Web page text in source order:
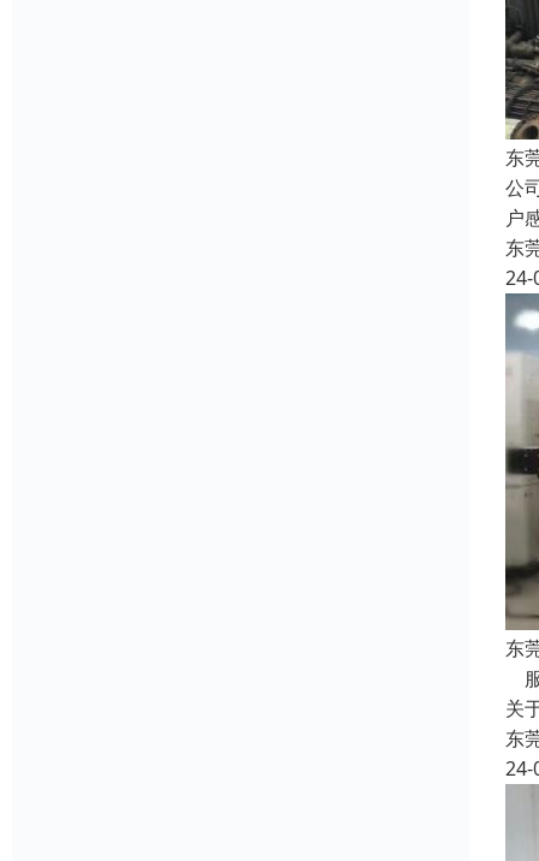
东
公
户
东
24-
东
关
东
24-